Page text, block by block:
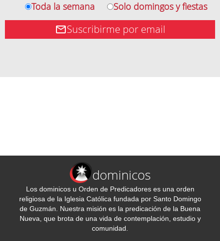
Toda la semana
Solo domingos y fiestas
Suscribirme por email
dominicos
Los dominicos u Orden de Predicadores es una orden
religiosa de la Iglesia Católica fundada por Santo Domingo
de Guzmán. Nuestra misión es la predicación de la Buena
Nueva, que brota de una vida de contemplación, estudio y
comunidad.